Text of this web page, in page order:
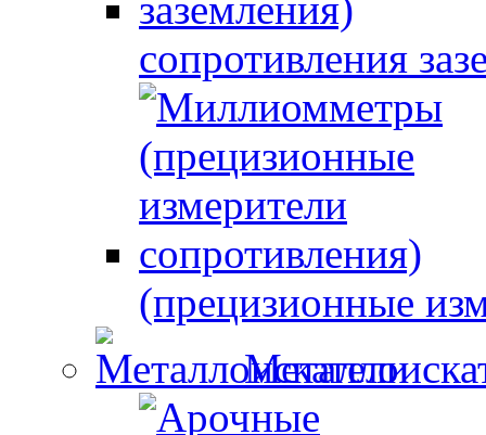
сопротивления
(прецизионные